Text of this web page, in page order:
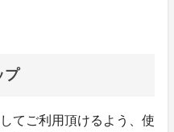
プ
てご利用頂けるよう、使